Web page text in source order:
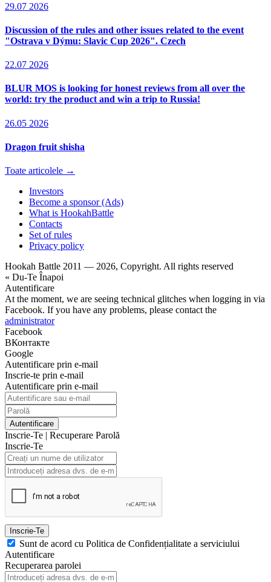
29.07 2026
Discussion of the rules and other issues related to the event
"Ostrava v Dýmu: Slavic Cup 2026". Czech
22.07 2026
BLUR MOS is looking for honest reviews from all over the
world: try the product and win a trip to Russia!
26.05 2026
Dragon fruit shisha
Toate articolele →
Investors
Become a sponsor (Ads)
What is HookahBattle
Contacts
Set of rules
Privacy policy
Hookah Battle 2011 — 2026, Copyright. All rights reserved
« Du-Te Înapoi
Autentificare
At the moment, we are seeing technical glitches when logging in via
Facebook. If you have any problems, please contact the
administrator
Facebook
ВКонтакте
Google
Autentificare prin e-mail
Inscrie-te prin e-mail
Autentificare prin e-mail
Autentificare
Inscrie-Te | Recuperare Parolă
Inscrie-Te
Inscrie-Te
Sunt de acord cu Politica de Confidențialitate a serviciului
Autentificare
Recuperarea parolei